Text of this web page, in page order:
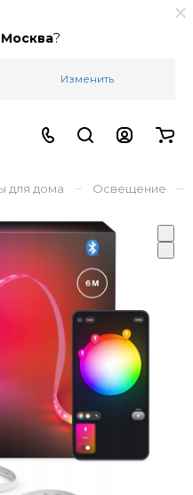
Москва?
Изменить
для дома – Освещение –